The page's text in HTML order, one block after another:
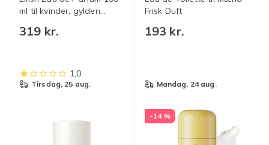
ml til kvinder, gylden
parfumespray
319 kr.
1,0
tirsdag, 25 aug.
Frisk Duft
193 kr.
mandag, 24 aug.
-14 %